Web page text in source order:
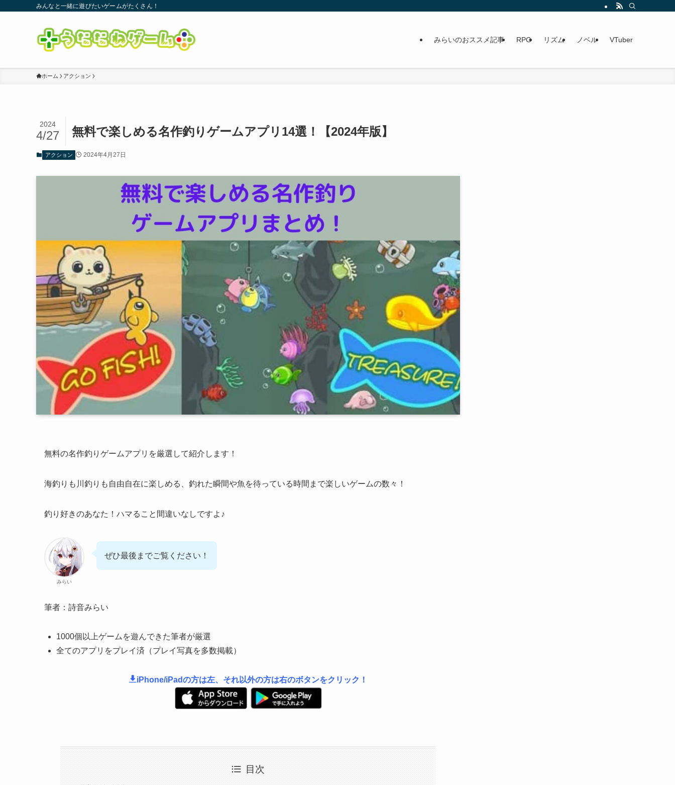
みんなと一緒に遊びたいゲームがたくさん！
みらいのおススメ記事 RPG リズム ノベル VTuber
ホーム アクション
無料で楽しめる名作釣りゲームアプリ14選！【2024年版】
2024
4/27
アクション 2024年4月27日
無料の名作釣りゲームアプリを厳選して紹介します！
海釣りも川釣りも自由自在に楽しめる、 釣れた瞬間や魚を待っている時間まで楽しいゲームの数々！
釣り好きのあなた！ハマること間違いなしですよ♪
みらい
ぜひ最後までご覧ください！
筆者：詩音みらい
1000個以上ゲームを遊んできた筆者が厳選
全てのアプリをプレイ済（プレイ写真を多数掲載）
iPhone/iPadの方は左、それ以外の方は右のボタンをクリック！
目次